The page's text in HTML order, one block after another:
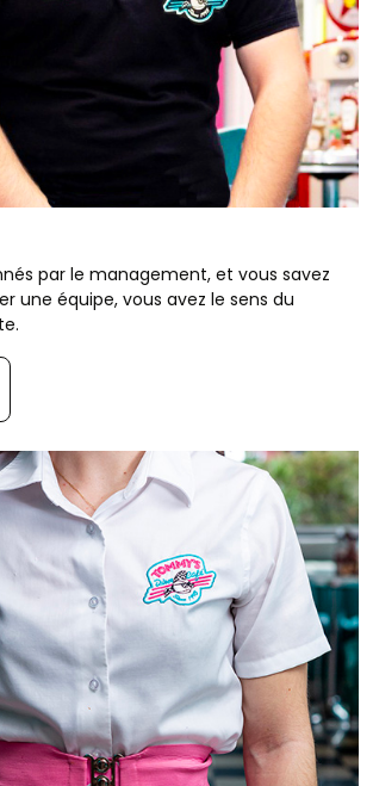
par le management, et vous savez
une équipe, vous avez le sens du